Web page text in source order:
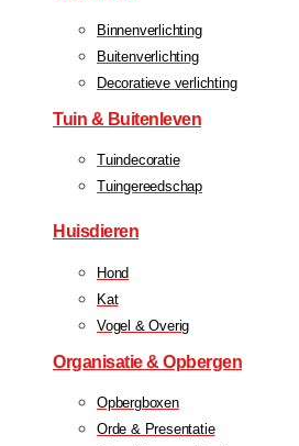
Binnenverlichting
Buitenverlichting
Decoratieve verlichting
Tuin & Buitenleven
Tuindecoratie
Tuingereedschap
Huisdieren
Hond
Kat
Vogel & Overig
Organisatie & Opbergen
Opbergboxen
Orde & Presentatie